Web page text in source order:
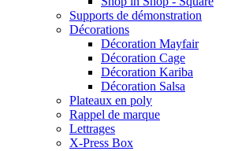
Supports de démonstration
Décorations
Décoration Mayfair
Décoration Cage
Décoration Kariba
Décoration Salsa
Plateaux en poly
Rappel de marque
Lettrages
X-Press Box